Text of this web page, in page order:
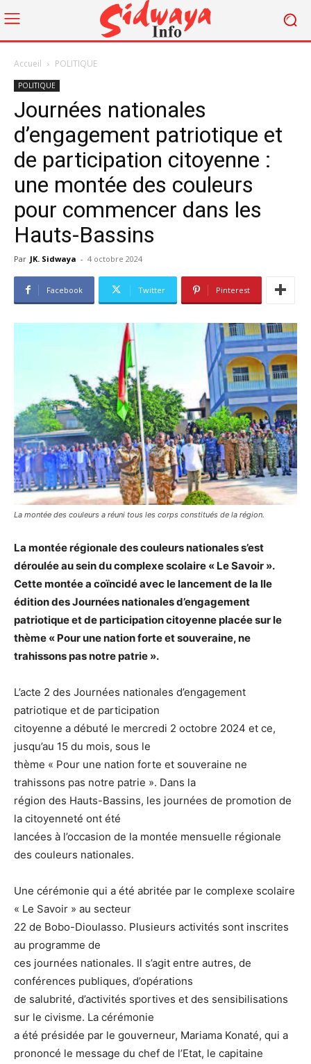
Accueil POLITIQUE
POLITIQUE
Journées nationales
d’engagement patriotique et
de participation citoyenne :
une montée des couleurs
pour commencer dans les
Hauts-Bassins
Par JK. Sidwaya - 4 octobre 2024
Facebook Twitter Pinterest
La montée des couleurs a réuni tous les corps constitués de la région.
La montée régionale des couleurs nationales s’est
déroulée au sein du complexe scolaire « Le Savoir ».
Cette montée a coïncidé avec le lancement de la IIe
édition des Journées nationales d’engagement
patriotique et de participation citoyenne placée sur le
thème « Pour une nation forte et souveraine, ne
trahissons pas notre patrie ».
L’acte 2 des Journées nationales d’engagement
patriotique et de participation
citoyenne a débuté le mercredi 2 octobre 2024 et ce,
jusqu’au 15 du mois, sous le
thème « Pour une nation forte et souveraine ne
trahissons pas notre patrie ». Dans la
région des Hauts-Bassins, les journées de promotion de
la citoyenneté ont été
lancées à l’occasion de la montée mensuelle régionale
des couleurs nationales.
Une cérémonie qui a été abritée par le complexe scolaire
« Le Savoir » au secteur
22 de Bobo-Dioulasso. Plusieurs activités sont inscrites
au programme de
ces journées nationales. Il s’agit entre autres, de
conférences publiques, d’opérations
de salubrité, d’activités sportives et des sensibilisations
sur le civisme. La cérémonie
a été présidée par le gouverneur, Mariama Konaté, qui a
prononcé le message du chef de l’Etat, le capitaine